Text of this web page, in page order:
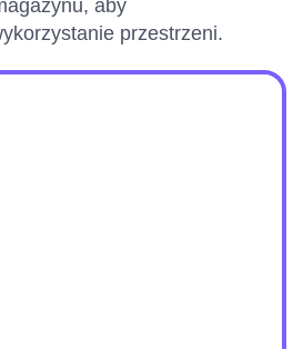
aby
przestrzeni.